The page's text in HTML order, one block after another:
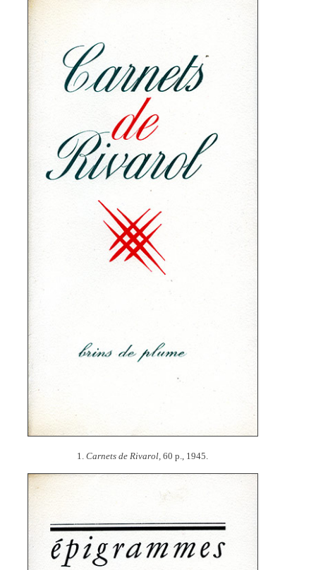
1. Carnets de Rivarol,60 p., 1945.